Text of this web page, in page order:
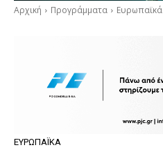
Αρχική Προγράμματα Ευρωπαϊκά
ΕΥΡΩΠΑΪΚΆ